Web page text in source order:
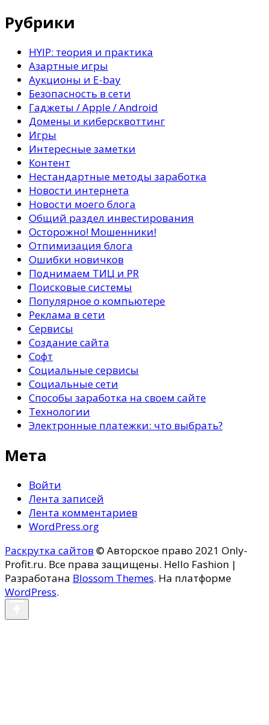
Рубрики
HYIP: теория и практика
Азартные игры
Аукционы и E-bay
Безопасность в сети
Гаджеты / Apple / Android
Домены и киберсквоттинг
Игры
Интересные заметки
Контент
Нестандартные методы заработка
Новости интернета
Новости моего блога
Общий раздел инвестирования
Осторожно! Мошенники!
Отпимизация блога
Ошибки новичков
Поднимаем ТИЦ и PR
Поисковые системы
Популярное о компьютере
Реклама в сети
Сервисы
Создание сайта
Софт
Социальные сервисы
Социальные сети
Способы заработка на своем сайте
Технологии
Электронные платежки: что выбрать?
Мета
Войти
Лента записей
Лента комментариев
WordPress.org
Раскрутка сайтов © Авторское право 2021 Only-
Profit.ru. Все права защищены. Hello Fashion |
Разработана Blossom Themes. На платформе
WordPress.